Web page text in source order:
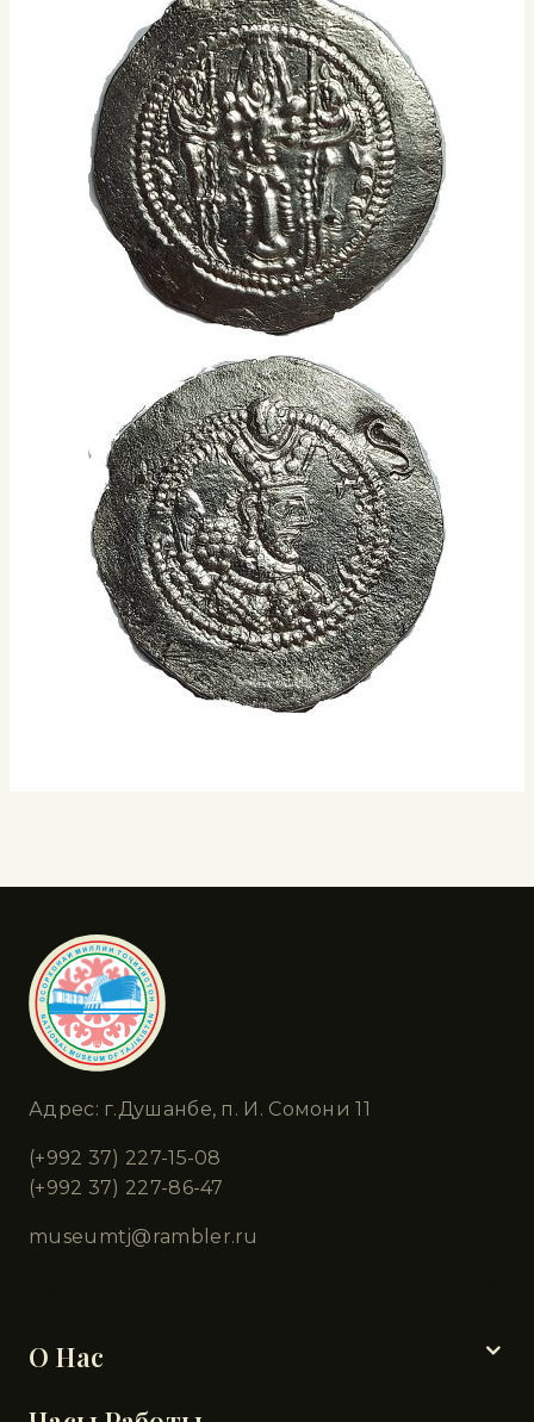
Адрес: г.Душанбе, п. И. Сомони 11
(+992 37) 227-15-08
(+992 37) 227-86-47
museumtj@rambler.ru
О Нас